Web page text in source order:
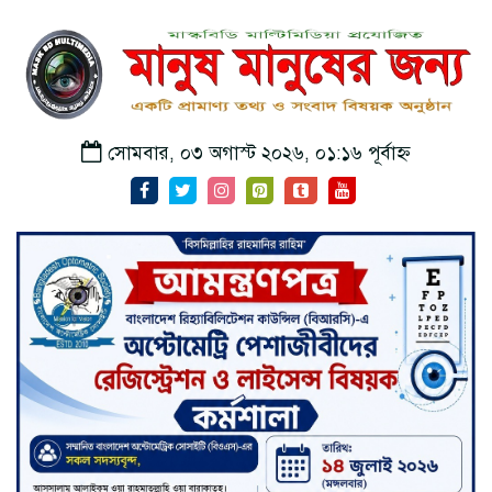
সোমবার, ০৩ অগাস্ট ২০২৬, ০১:১৬ পূর্বাহ্ন